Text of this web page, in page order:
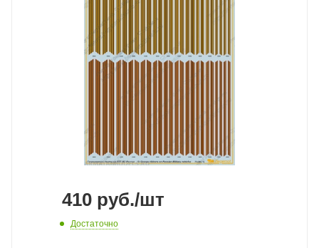
410 руб./шт
Достаточно